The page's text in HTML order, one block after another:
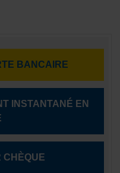
BANCAIRE
INSTANTANÉ EN
CHÈQUE